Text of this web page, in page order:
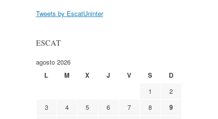
Tweets by EscatUninter
ESCAT
agosto 2026
L
M X J V S
D
1
2
3
4 5 6 7 8
9